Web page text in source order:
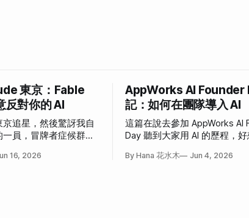
東京：Fable
反對你的 AI
追星，然後驚訝我自
員，冒牌者症候群大
16, 2026
AppWorks AI Founder
記：如何在團隊導入 AI
這篇在說去參加 AppWorks AI
Day 聽到大家用 AI 的歷程，好
By Hana 花水木 Jun 4, 2026